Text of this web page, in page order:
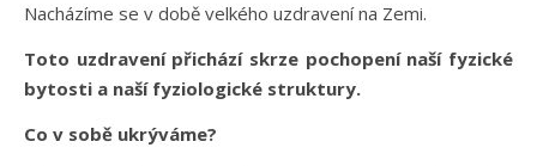
Nacházíme se v době velkého uzdravení na Zemi.
Toto uzdravení přichází skrze pochopení naší fyzické
bytosti a naší fyziologické struktury.
Co v sobě ukrýváme?